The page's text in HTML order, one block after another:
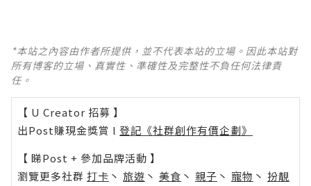
*本站之內容由作者所提供，並不代表本站的立場。因此本站對
所有博客的立場、真實性、準確性及完整性不負任何法律責
任。
【 U Creator 招募 】
出Post賺現金獎賞 l 登記《社群創作有價企劃》
【 睇Post + 參加品牌活動 】
瀏覽更多社群 打卡 丶 旅遊 丶 美食 丶 親子 丶 寵物 丶 扮靚